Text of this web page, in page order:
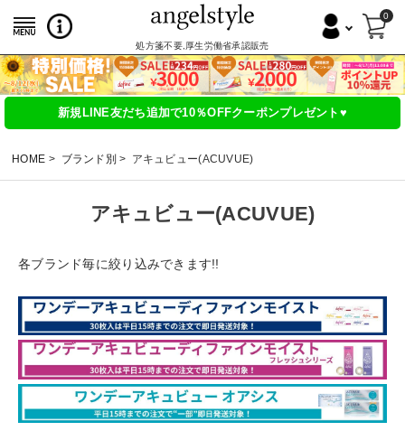
処方箋不要,厚生労働省承認販売
0
新規LINE友だち追加で10％OFFクーポンプレゼント♥
HOME ブランド別 アキュビュー(ACUVUE)
アキュビュー(ACUVUE)
各ブランド毎に絞り込みできます!!